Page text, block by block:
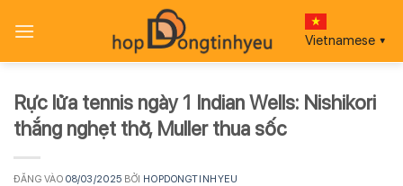
qua
Vietnamese ▼
Rực lửa tennis ngày 1 Indian Wells: Nishikori
thắng nghẹt thở, Muller thua sốc
ĐĂNG VÀO08/03/2025 BỞI HOPDONGTINHYEU